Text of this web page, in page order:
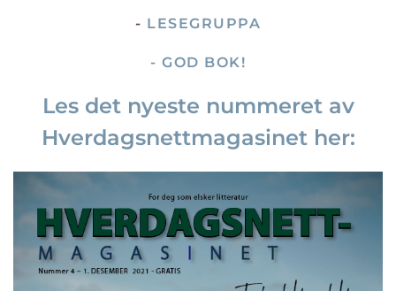
- LESEGRUPPA
- GOD BOK!
Les det nyeste nummeret av
Hverdagsnettmagasinet her: